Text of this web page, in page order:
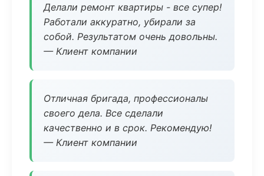
Делали ремонт квартиры - все супер!
Работали аккуратно, убирали за
собой. Результатом очень довольны.
— Клиент компании
Отличная бригада, профессионалы
своего дела. Все сделали
качественно и в срок. Рекомендую!
— Клиент компании